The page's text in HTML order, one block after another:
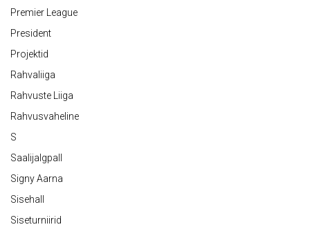
Premier League
President
Projektid
Rahvaliiga
Rahvuste Liiga
Rahvusvaheline
S
Saalijalgpall
Signy Aarna
Sisehall
Siseturniirid